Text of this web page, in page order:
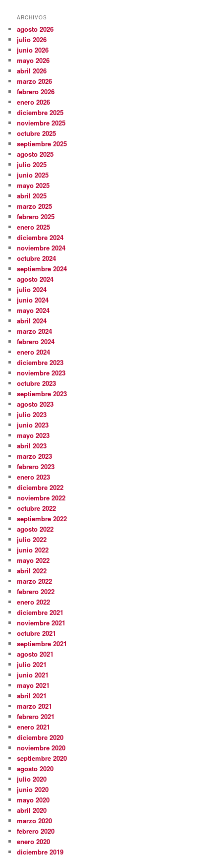
ARCHIVOS
agosto 2026
julio 2026
junio 2026
mayo 2026
abril 2026
marzo 2026
febrero 2026
enero 2026
diciembre 2025
noviembre 2025
octubre 2025
septiembre 2025
agosto 2025
julio 2025
junio 2025
mayo 2025
abril 2025
marzo 2025
febrero 2025
enero 2025
diciembre 2024
noviembre 2024
octubre 2024
septiembre 2024
agosto 2024
julio 2024
junio 2024
mayo 2024
abril 2024
marzo 2024
febrero 2024
enero 2024
diciembre 2023
noviembre 2023
octubre 2023
septiembre 2023
agosto 2023
julio 2023
junio 2023
mayo 2023
abril 2023
marzo 2023
febrero 2023
enero 2023
diciembre 2022
noviembre 2022
octubre 2022
septiembre 2022
agosto 2022
julio 2022
junio 2022
mayo 2022
abril 2022
marzo 2022
febrero 2022
enero 2022
diciembre 2021
noviembre 2021
octubre 2021
septiembre 2021
agosto 2021
julio 2021
junio 2021
mayo 2021
abril 2021
marzo 2021
febrero 2021
enero 2021
diciembre 2020
noviembre 2020
septiembre 2020
agosto 2020
julio 2020
junio 2020
mayo 2020
abril 2020
marzo 2020
febrero 2020
enero 2020
diciembre 2019